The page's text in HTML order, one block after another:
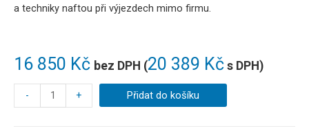
16 850 Kč bez DPH (20 389 Kč s DPH)
a techniky naftou při výjezdech mimo firmu.
- + Přidat do košíku